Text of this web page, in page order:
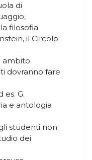
di
filosofia
il Circolo
ambito
dovranno fare
es. G.
e antologia
studenti non
dei